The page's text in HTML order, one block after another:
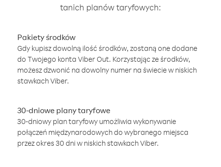
tanich planów taryfowych:
Pakiety środków
Gdy kupisz dowolną ilość środków, zostaną one dodane
do Twojego konta Viber Out. Korzystając ze środków,
możesz dzwonić na dowolny numer na świecie w niskich
stawkach Viber.
30-dniowe plany taryfowe
30-dniowy plan taryfowy umożliwia wykonywanie
połączeń międzynarodowych do wybranego miejsca
przez okres 30 dni w niskich stawkach Viber.